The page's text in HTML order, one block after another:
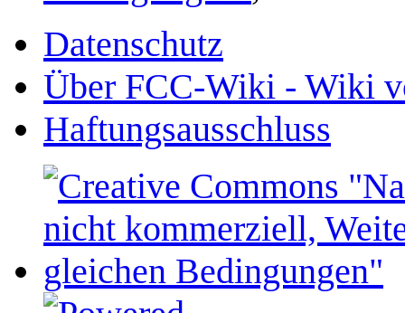
Datenschutz
Über FCC-Wiki - Wiki
Haftungsausschluss